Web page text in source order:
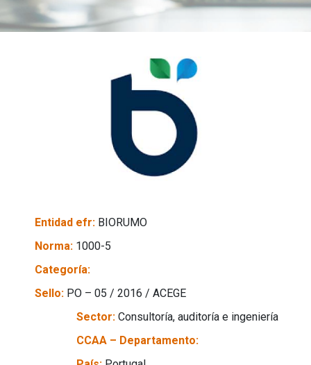
Entidad efr: BIORUMO
Norma: 1000-5
Categoría:
Sello: PO – 05 / 2016 / ACEGE
Sector: Consultoría, auditoría e ingeniería
CCAA – Departamento: